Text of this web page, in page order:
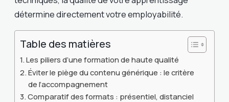
détermine directement votre employabilité.
Table des matières
Les piliers d’une formation de haute qualité
Éviter le piège du contenu générique : le critère
de l’accompagnement
Comparatif des formats : présentiel, distanciel